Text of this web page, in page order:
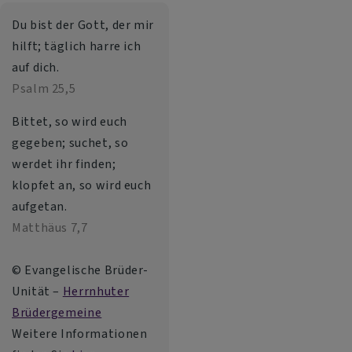
Du bist der Gott, der mir
hilft; täglich harre ich
auf dich.
Psalm 25,5
Bittet, so wird euch
gegeben; suchet, so
werdet ihr finden;
klopfet an, so wird euch
aufgetan.
Matthäus 7,7
© Evangelische Brüder-
Unität – Herrnhuter
Brüdergemeine
Weitere Informationen